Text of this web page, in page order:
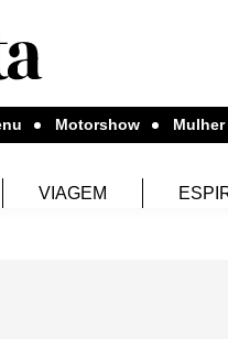
Motorshow Mulher
VIAGEM